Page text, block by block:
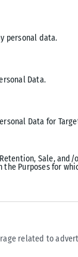
personal data.
Data.
Data for
Sale, and/
Purposes for
related to